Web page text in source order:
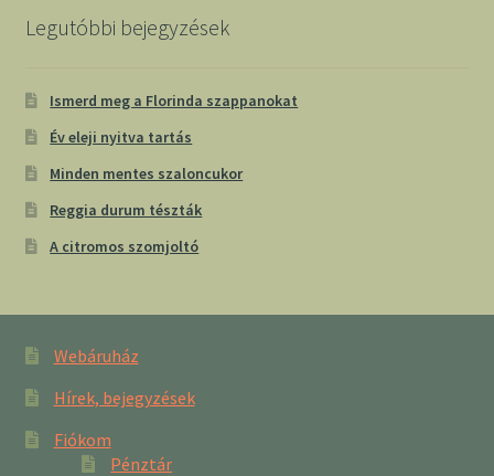
Legutóbbi bejegyzések
Ismerd meg a Florinda szappanokat
Év eleji nyitva tartás
Minden mentes szaloncukor
Reggia durum tészták
A citromos szomjoltó
Webáruház
Hírek, bejegyzések
Fiókom
Pénztár